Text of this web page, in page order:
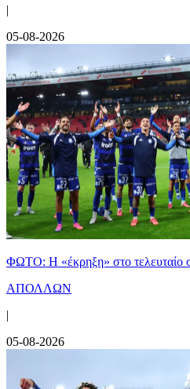
|
05-08-2026
ΦΩΤΟ: Η «έκρηξη» στο τελευταίο
ΑΠΟΛΛΩΝ
|
05-08-2026